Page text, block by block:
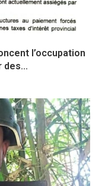
l’occupation
des...